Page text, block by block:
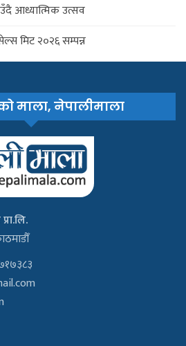
आध्यात्मिक उत्सव
मिट २०२६ सम्पन्न
माला, नेपालीमाला